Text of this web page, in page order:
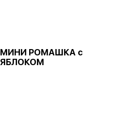
МИНИ РОМАШКА с
ЯБЛОКОМ